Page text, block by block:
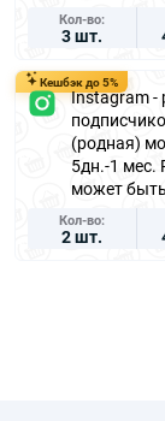
Кол-во
3 шт.
Кешбэк до 5%
Instagram
(родная)
5дн.-1 мес.
может
Кол-во
2 шт.